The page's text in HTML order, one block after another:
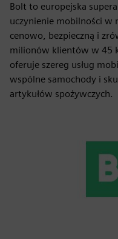
Bolt to europejska
uczynienie mobilności w
cenowo, bezpieczną i
milionów klientów w 45
oferuje szereg usług
wspólne samochody i
artykułów spożywczych.